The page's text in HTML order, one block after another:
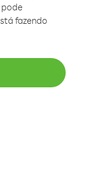
pode
fazendo